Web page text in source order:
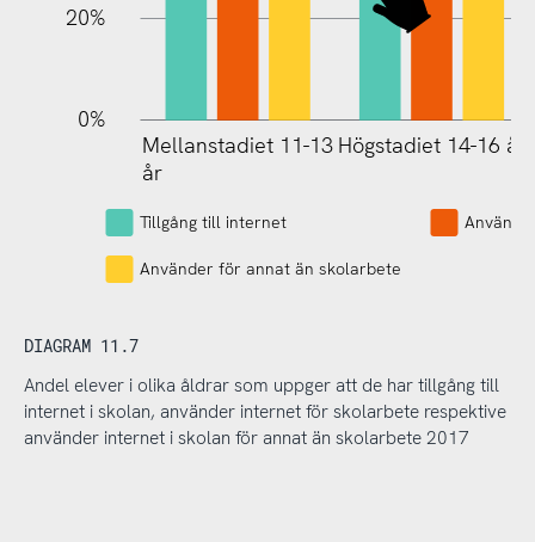
20%
0%
Mellanstadiet 11-13
Mellanstadiet 11-13
år
Högstadiet 14-16 år
Tillgång till internet
Använder för annat än skolarbete
DIAGRAM 11.7
Andel elever i olika åldrar som uppger att de har tillgång till
internet i skolan, använder internet för skolarbete respektive
använder internet i skolan för annat än skolarbete 2017